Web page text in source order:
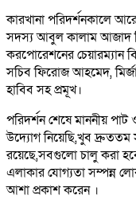
কারখানা পরিদর্শনকালে
সদস্য আবুল কালাম আজাদ
করপোরেশনের চেয়ারম্যান
সচিব ফিরোজ আহমেদ,
হাবিব সহ প্রমূখ।
পরিদর্শন শেষে মাননীয়
উদ্যোগ নিয়েছি,খুব দ্রুততম
রয়েছে,সবগুলো চালু করা
এলাকার যোগ্যতা সম্পন্ন
আশা প্রকাশ করেন ।